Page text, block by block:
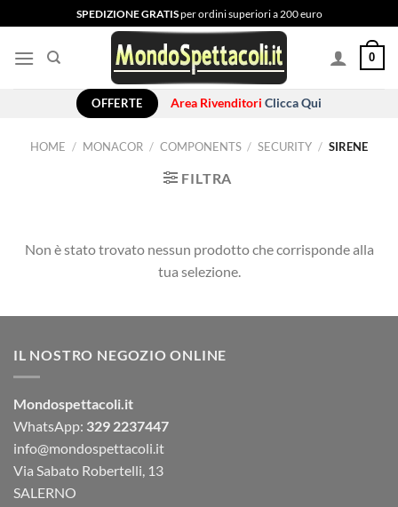
ai
contenuti
SPEDIZIONE GRATISper ordini superiori a 200 euro
0
OFFERTE Area Rivenditori Clicca Qui
HOME / MONACOR / COMPONENTS / SECURITY / SIRENE
FILTRA
Non è stato trovato nessun prodotto che corrisponde alla
tua selezione.
IL NOSTRO NEGOZIO ONLINE
Mondospettacoli.it
WhatsApp: 329 2237447
info@mondospettacoli.it
Via Sabato Robertelli, 13
SALERNO